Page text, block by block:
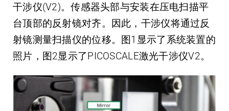
干涉仪(V2)。传感器头部与安装在压电扫描平
台顶部的反射镜对齐。因此，干涉仪将通过反
射镜测量扫描仪的位移。图1显示了系统装置的
照片，图2显示了PICOSCALE激光干涉仪V2。